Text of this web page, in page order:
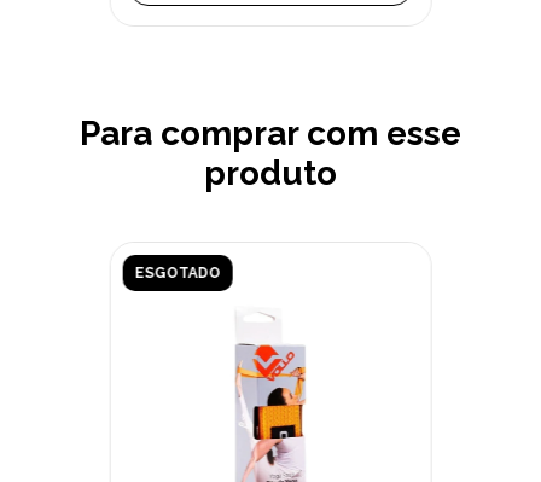
Para comprar com esse
produto
ESGOTADO